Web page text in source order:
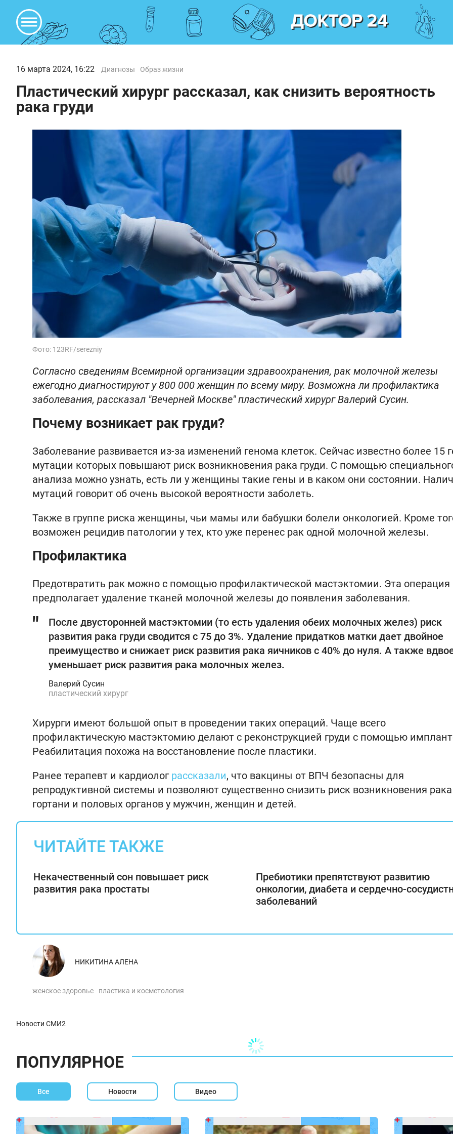
16 марта 2024, 16:22 Диагнозы Образ жизни
Пластический хирург рассказал, как снизить вероятность
рака груди
Фото: 123RF/serezniy
Согласно сведениям Всемирной организации здравоохранения, рак молочной железы
ежегодно диагностируют у 800 000 женщин по всему миру. Возможна ли профилактика
заболевания, рассказал "‎Вечерней Москве"‎ пластический хирург Валерий Сусин.
Почему возникает рак груди?
Заболевание развивается из-за изменений генома клеток. Сейчас известно более 15
мутации которых повышают риск возникновения рака груди. С помощью
анализа можно узнать, есть ли у женщины такие гены и в каком они состоянии.
мутаций говорит об очень высокой вероятности заболеть.
Также в группе риска женщины, чьи мамы или бабушки болели онкологией. Кроме
возможен рецидив патологии у тех, кто уже перенес рак одной молочной железы.
Профилактика
Предотвратить рак можно с помощью профилактической мастэктомии. Эта операция
предполагает удаление тканей молочной железы до появления заболевания.
После двусторонней мастэктомии (то есть удаления обеих молочных желез) риск
развития рака груди сводится с 75 до 3%. Удаление придатков матки дает двойное
преимущество и снижает риск развития рака яичников с 40% до нуля. А также
уменьшает риск развития рака молочных желез.
Валерий Сусин
пластический хирург
Хирурги имеют большой опыт в проведении таких операций. Чаще всего
профилактическую мастэктомию делают с реконструкцией груди с помощью
Реабилитация похожа на восстановление после пластики.
Ранее терапевт и кардиолог рассказали, что вакцины от ВПЧ безопасны для
репродуктивной системы и позволяют существенно снизить риск возникновения рака
гортани и половых органов у мужчин, женщин и детей.
ЧИТАЙТЕ ТАКЖЕ
Некачественный сон повышает риск
развития рака простаты
Пребиотики препятствуют развитию
онкологии, диабета и сердечно-
заболеваний
НИКИТИНА АЛЕНА
женское здоровье пластика и косметология
Новости СМИ2
ПОПУЛЯРНОЕ
Все Новости Видео